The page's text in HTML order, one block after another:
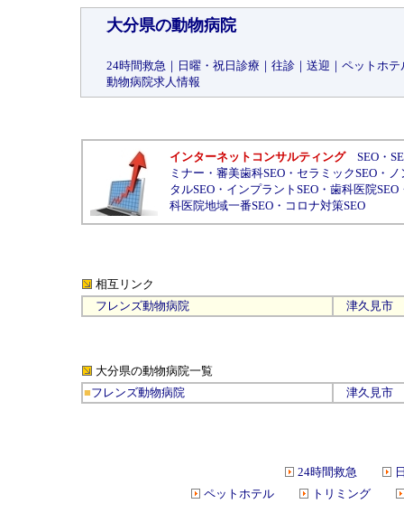
大分県の動物病院
24時間救急 ｜ 日曜・祝日診療 ｜ 往診｜ 送迎 ｜ ペットホテ
動物病院求人情報
インターネットコンサルティング SEO ・
ミナー ・ 審美歯科SEO ・ セラミックSEO ・ ノ
タルSEO ・ インプラントSEO ・ 歯科医院SEO
科医院地域一番SEO ・ コロナ対策SEO
相互リンク
フレンズ動物病院
津久見市
大分県の動物病院一覧
■フレンズ動物病院 津久見市
24時間救急
ペットホテル
トリミング